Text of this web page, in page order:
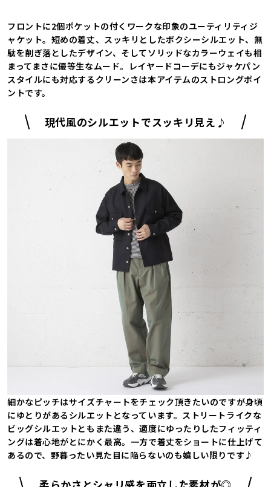
フロントに2個ポケットの付くワークな印象のユーティリティジ
ャケット。短めの着丈、スッキリとしたボクシーシルエット、無
駄を削ぎ落としたデザイン、そしてソリッドなカラーウェイも相
まってまさに優等生なムード。レイヤードコーデにもジャケパン
スタイルにも対応するクリーンさは本アイテムのストロングポイ
ントです。
現代風のシルエットでスッキリ見え♪
細かなピッチはサイズチャートをチェック頂きたいのですが身頃
にゆとりがあるシルエットとなっています。ストリートライクな
ビッグシルエットともまた違う、適度にゆったりしたフィッティ
ングは着心地がとにかく最高。一方で着丈をショートに仕上げて
あるので、野暮ったい見た目に陥らないのも嬉しい限りです♪